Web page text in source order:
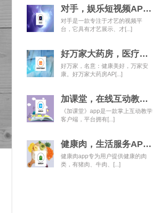
对手，娱乐短视频APP开发经典案例
对手是一款专注于才艺的视频平
台，它具有才艺展示、才[...]
好万家大药房，医疗健康APP开发经典案例
好万家，名意：健康美好，万家安
康。好万家大药房AP[...]
加课堂，在线互动教育APP经典案例
《加课堂》app是一款掌上互动教学
客户端，平台拥有[...]
健康肉，生活服务APP开发经典案例
健康肉app专为用户提供健康的肉
类，有猪肉、牛肉、[...]